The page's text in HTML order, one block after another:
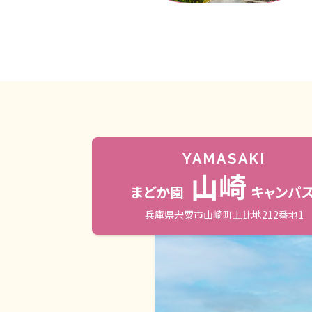
YAMASAKI
まどか園 山崎 キャンパ
兵庫県宍粟市山崎町上比地212番地1